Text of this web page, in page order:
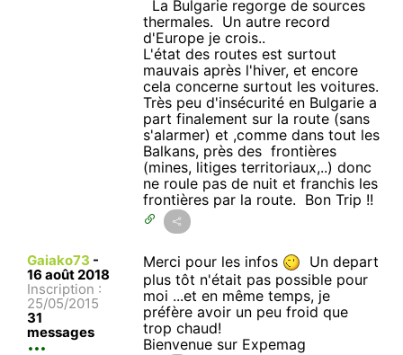
La Bulgarie regorge de sources
thermales. Un autre record
d'Europe je crois..
L'état des routes est surtout
mauvais après l'hiver, et encore
cela concerne surtout les voitures.
Très peu d'insécurité en Bulgarie a
part finalement sur la route (sans
s'alarmer) et ,comme dans tout les
Balkans, près des frontières
(mines, litiges territoriaux,..) donc
ne roule pas de nuit et franchis les
frontières par la route. Bon Trip !!
Gaiako73 -
16 août 2018
Inscription :
25/05/2015
31
messages
Merci pour les infos
Un depart
plus tôt n'était pas possible pour
moi ...et en même temps, je
préfère avoir un peu froid que
trop chaud!
Bienvenue sur Expemag